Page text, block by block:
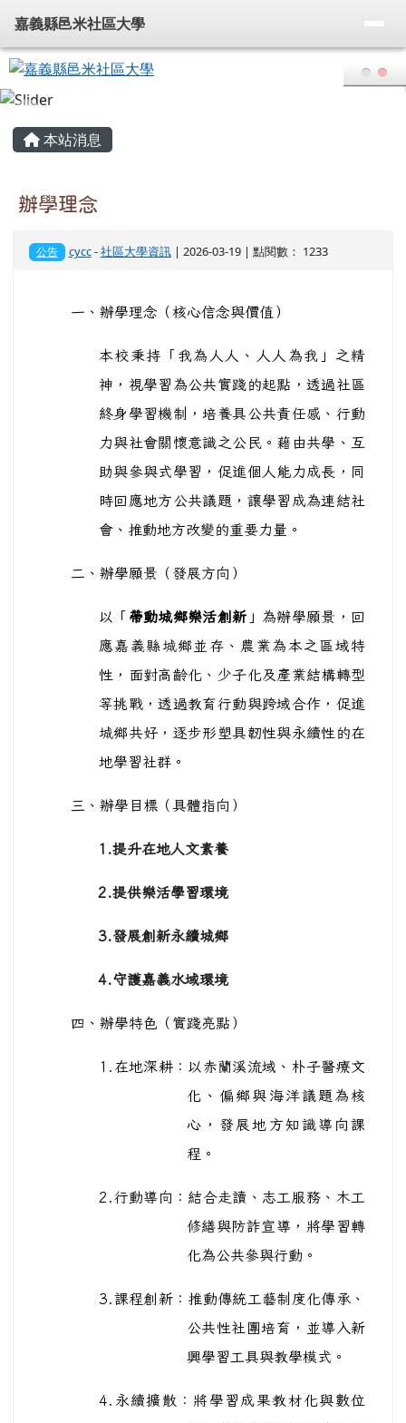
嘉義縣邑米社區大學
導覽列
嘉義縣邑米社區大學
主內容區域
本站消息
辦學理念
公告 cycc-社區大學資訊| 2026-03-19 | 點閱數： 1233
一、辦學理念（核心信念與價值）
本校秉持「我為人人、人人為我」之精
神，視學習為公共實踐的起點，透過社區
終身學習機制，培養具公共責任感、行動
力與社會關懷意識之公民。藉由共學、互
助與參與式學習，促進個人能力成長，同
時回應地方公共議題，讓學習成為連結社
會、推動地方改變的重要力量。
二、辦學願景（發展方向）
以「 帶動城鄉樂活創新」為辦學願景，回
應嘉義縣城鄉並存、農業為本之區域特
性，面對高齡化、少子化及產業結構轉型
等挑戰，透過教育行動與跨域合作，促進
城鄉共好，逐步形塑具韌性與永續性的在
地學習社群。
三、辦學目標（具體指向）
1.提升在地人文素養
2.提供樂活學習環境
3.發展創新永續城鄉
4.守護嘉義水域環境
四、辦學特色（實踐亮點）
1.
在地深耕：以赤蘭溪流域、朴子醫療文
化、偏鄉與海洋議題為核
心，發展地方知識導向課
程。
2. 行動導向：結合走讀、志工服務、木工
修繕與防詐宣導，將學習轉
化為公共參與行動。
3. 課程創新：推動傳統工藝制度化傳承、
公共性社團培育，並導入新
興學習工具與教學模式。
4.
永續擴散：將學習成果教材化與數位
頁尾區域